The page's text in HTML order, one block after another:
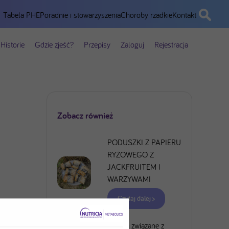
Tabela PHEPoradnie i stowarzyszeniaChoroby rzadkieKontakt
Gdzie zjeść? Przepisy Zaloguj Rejestracja
Zobacz również
PODUSZKI Z PAPIERU
RYŻOWEGO Z
JACKFRUITEM I
WARZYWAMI
Czytaj dalej >
Ryzyka związane z